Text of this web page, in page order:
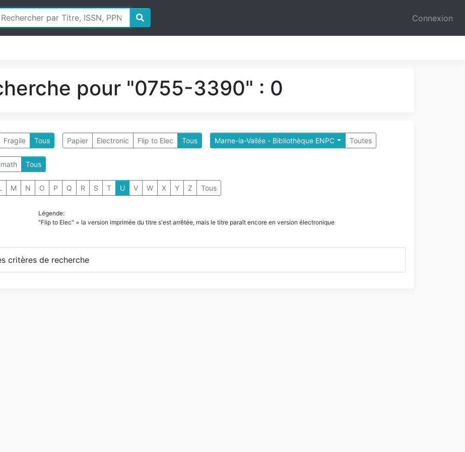
Connexion
pour "0755-3390" : 0
Fragile Tous Papier Electronic Flip to Elec Tous Marne-la-Vallée - Bibliothèque ENPC Toutes
Tous
M N O P Q R S T U V W X Y Z Tous
Légende:
"Flip to Elec" = la version imprimée du titre s'est arrêtée, mais le titre paraît encore en version électronique
critères de recherche